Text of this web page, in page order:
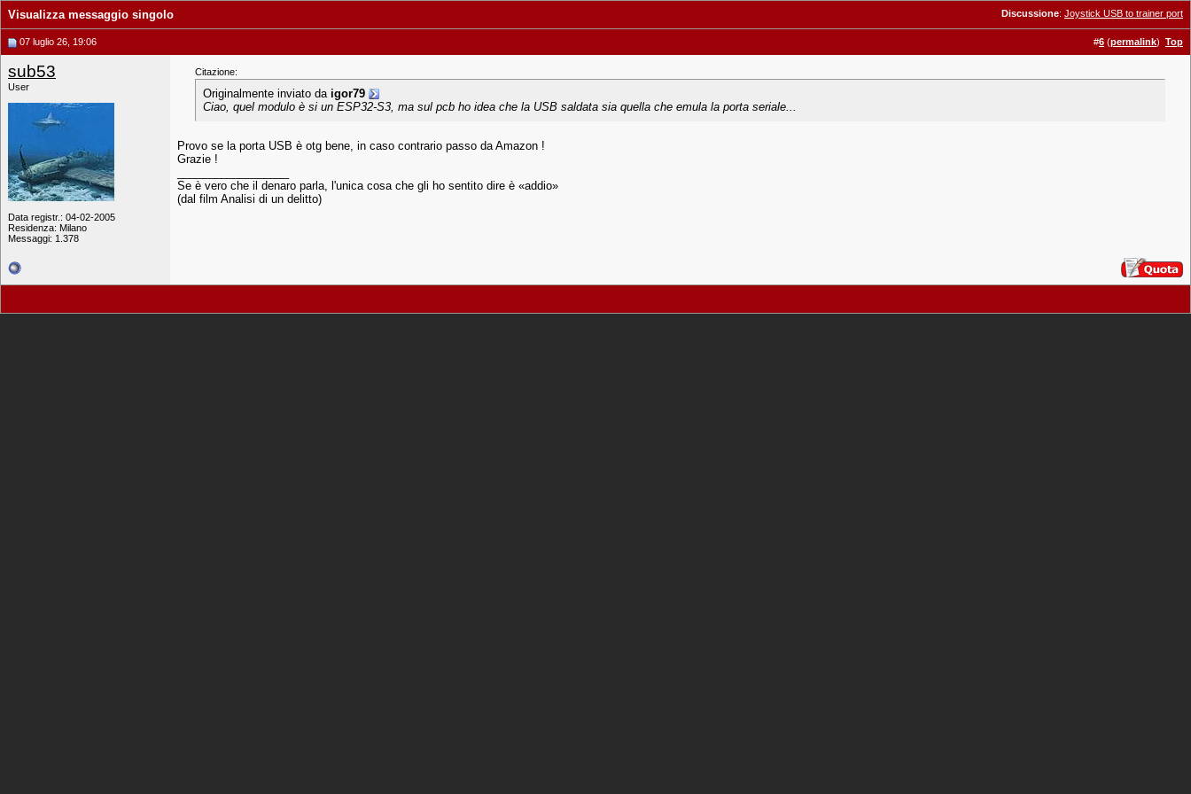
Discussione: Joystick USB to trainer port
Visualizza messaggio singolo
07 luglio 26, 19:06 #6 (permalink) Top
sub53
User
Data registr.: 04-02-2005
Residenza: Milano
Messaggi: 1.378
Citazione:
Originalmente inviato da igor79
Ciao, quel modulo è si un ESP32-S3, ma sul pcb ho idea che la USB saldata sia quella che emula la porta seriale...
Provo se la porta USB è otg bene, in caso contrario passo da Amazon !
Grazie !
Se è vero che il denaro parla, l'unica cosa che gli ho sentito dire è «addio»
(dal film Analisi di un delitto)